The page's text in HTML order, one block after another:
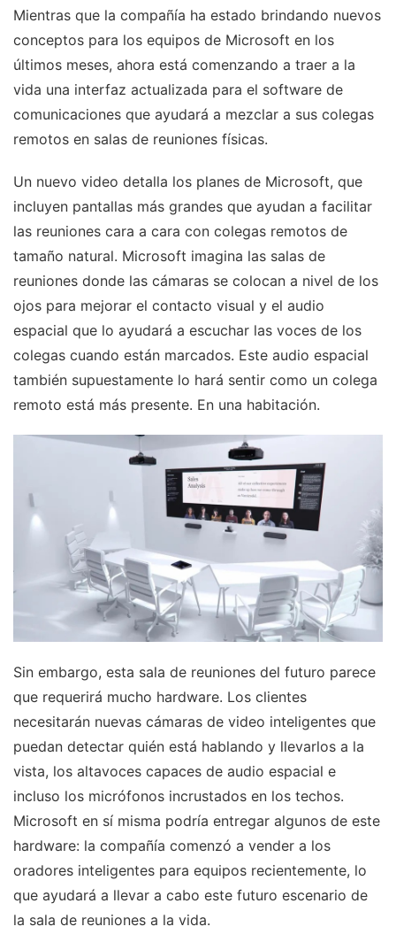
Mientras que la compañía ha estado brindando nuevos
conceptos para los equipos de Microsoft en los
últimos meses, ahora está comenzando a traer a la
vida una interfaz actualizada para el software de
comunicaciones que ayudará a mezclar a sus colegas
remotos en salas de reuniones físicas.
Un nuevo video detalla los planes de Microsoft, que
incluyen pantallas más grandes que ayudan a facilitar
las reuniones cara a cara con colegas remotos de
tamaño natural. Microsoft imagina las salas de
reuniones donde las cámaras se colocan a nivel de los
ojos para mejorar el contacto visual y el audio
espacial que lo ayudará a escuchar las voces de los
colegas cuando están marcados. Este audio espacial
también supuestamente lo hará sentir como un colega
remoto está más presente. En una habitación.
Sin embargo, esta sala de reuniones del futuro parece
que requerirá mucho hardware. Los clientes
necesitarán nuevas cámaras de video inteligentes que
puedan detectar quién está hablando y llevarlos a la
vista, los altavoces capaces de audio espacial e
incluso los micrófonos incrustados en los techos.
Microsoft en sí misma podría entregar algunos de este
hardware: la compañía comenzó a vender a los
oradores inteligentes para equipos recientemente, lo
que ayudará a llevar a cabo este futuro escenario de
la sala de reuniones a la vida.